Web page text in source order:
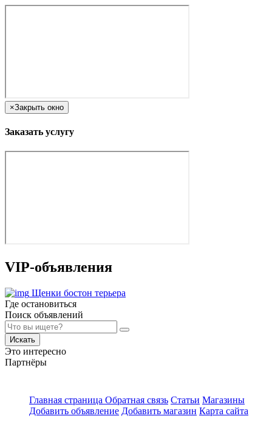
×Закрыть окно
Заказать услугу
VIP-объявления
Щенки бостон терьера
Где остановиться
Поиск объявлений
Искать
Это интересно
Партнёры
Главная страница Обратная связь Статьи Магазины
Добавить объявление Добавить магазин Карта сайта